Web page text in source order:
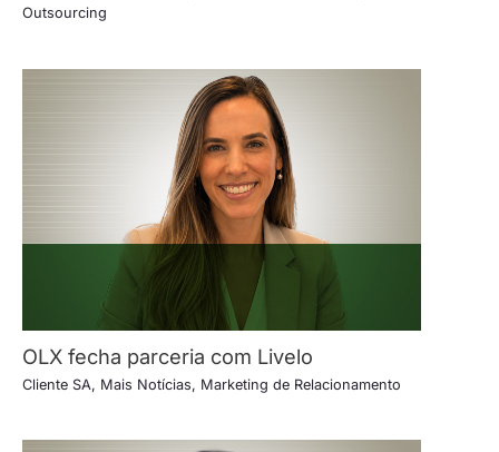
Outsourcing
OLX fecha parceria com Livelo
Cliente SA, Mais Notícias, Marketing de Relacionamento